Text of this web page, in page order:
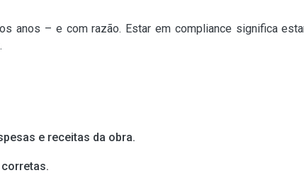
anos – e com razão. Estar em compliance significa
e receitas da obra.